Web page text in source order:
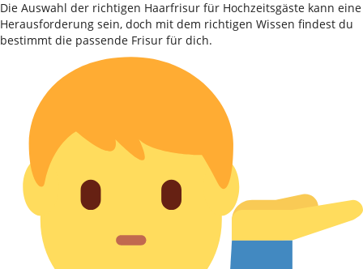
Die Auswahl der richtigen Haarfrisur für Hochzeitsgäste kann eine
Herausforderung sein, doch mit dem richtigen Wissen findest du
bestimmt die passende Frisur für dich.